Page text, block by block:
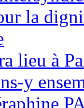
la
lieu à
y